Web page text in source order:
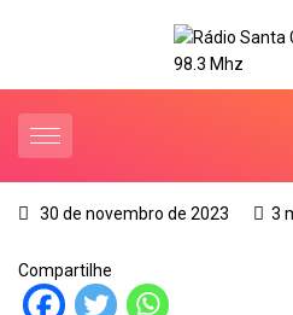
30 de novembro de 2023 3
Compartilhe